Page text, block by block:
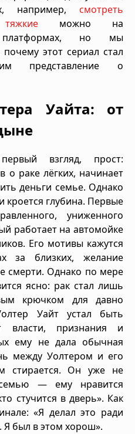
например, смотреть
можно на
платформах, но мы
этот сериал стал
представление о
Уайта: от
взгляд, прост:
о раке лёгких, начинает
деньги семье. Однако
кроется глубина. Первые
униженного
работает на автомойке
Его мотивы кажутся
за близких, желание
смерти. Однако по мере
ясно: рак стал лишь
крючком для давно
Уайт устал быть
власти, признания и
ему не дала обычная
между Уолтером и его
стирается. Он уже не
семью — ему нравится
стучится в дверь». Как
«Я делал это ради
Я был в этом хорош».